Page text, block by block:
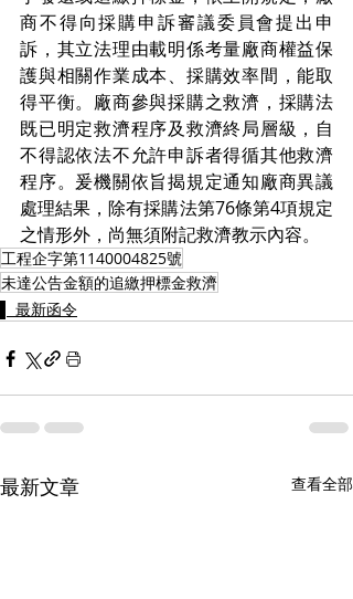
商不得向採購申訴審議委員會提出申
訴，其立法理由載明係考量廠商權益保
護與相關作業成本、採購效率間，能取
得平衡。廠商參與採購之救濟，採購法
既已明定救濟程序及救濟終局層級，自
不得認依法不允許申訴者得循其他救濟
程序。爰機關依旨揭規定通知廠商異議
處理結果，除有採購法第76條第4項規定
之情形外，尚無須附記救濟教示內容。
工程企字第1140004825號
未達公告金額的追繳押標金救濟
▌ 最新函令
最新文章 查看全部